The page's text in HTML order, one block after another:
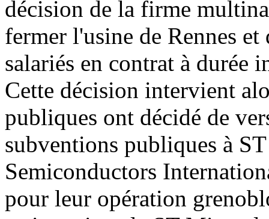
décision de la firme
fermer l'usine de Rennes et
salariés en contrat à durée
Cette décision intervient
publiques ont décidé de
subventions publiques à
Semiconductors
pour leur opération